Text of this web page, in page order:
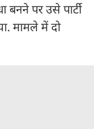
पर उसे पार्टी
मामले में दो